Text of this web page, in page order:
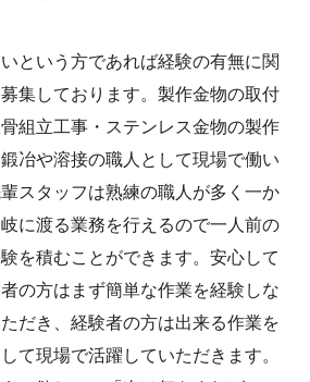
という方であれば経験の有無に関
集しております。製作金物の取付
組立工事・ステンレス金物の製作
冶や溶接の職人として現場で働い
スタッフは熟練の職人が多く一か
に渡る業務を行えるので一人前の
を積むことができます。安心して
の方はまず簡単な作業を経験しな
だき、経験者の方は出来る作業を
て現場で活躍していただきます。